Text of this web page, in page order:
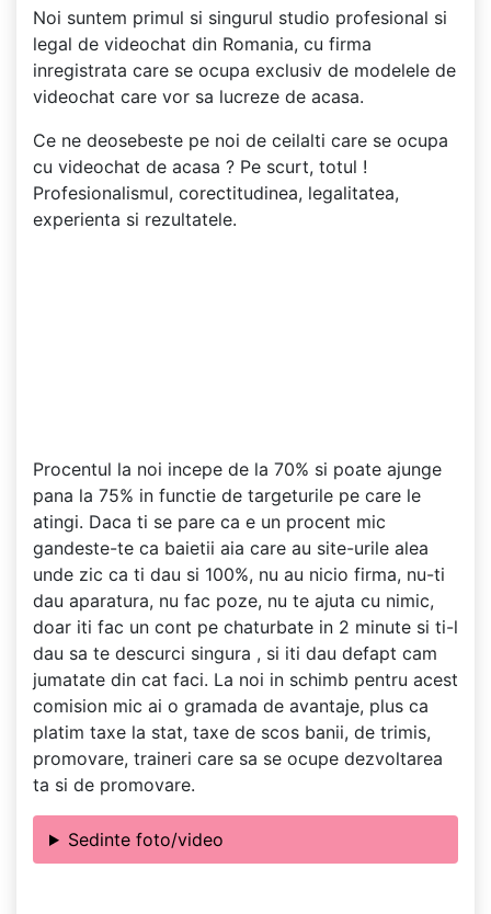
Noi suntem primul si singurul studio profesional si
legal de videochat din Romania, cu firma
inregistrata care se ocupa exclusiv de modelele de
videochat care vor sa lucreze de acasa.
Ce ne deosebeste pe noi de ceilalti care se ocupa
cu videochat de acasa ? Pe scurt, totul !
Profesionalismul, corectitudinea, legalitatea,
experienta si rezultatele.
Procentul la noi incepe de la 70% si poate ajunge
pana la 75% in functie de targeturile pe care le
atingi. Daca ti se pare ca e un procent mic
gandeste-te ca baietii aia care au site-urile alea
unde zic ca ti dau si 100%, nu au nicio firma, nu-ti
dau aparatura, nu fac poze, nu te ajuta cu nimic,
doar iti fac un cont pe chaturbate in 2 minute si ti-l
dau sa te descurci singura , si iti dau defapt cam
jumatate din cat faci. La noi in schimb pentru acest
comision mic ai o gramada de avantaje, plus ca
platim taxe la stat, taxe de scos banii, de trimis,
promovare, traineri care sa se ocupe dezvoltarea
ta si de promovare.
Sedinte foto/video